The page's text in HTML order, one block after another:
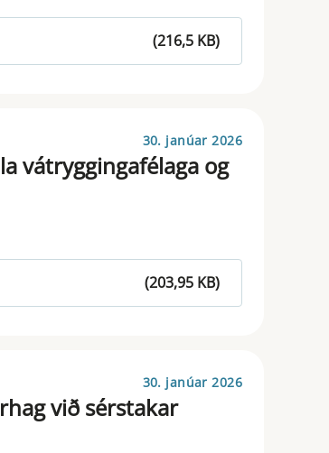
(216,5 KB)
30. janúar 2026
vátryggingafélaga og
(203,95 KB)
30. janúar 2026
við sérstakar